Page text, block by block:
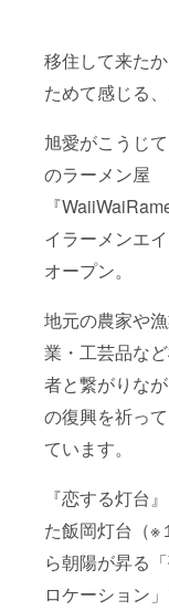
移住して来た
ためて感じる、
旭愛がこうじ
のラーメン屋
『
イラーメンエ
オープン。
地元の農家や
業・工芸品な
者と繋がりな
の復興を祈っ
ています。
『恋する灯台
た飯岡灯台（※
ら朝陽が昇る
ロケーション